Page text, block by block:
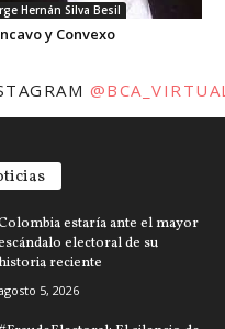
Hernán Silva Besil
y Convexo
@BCA_VIRTUAL
estaría ante el mayor
electoral de su
historia reciente
5, 2026